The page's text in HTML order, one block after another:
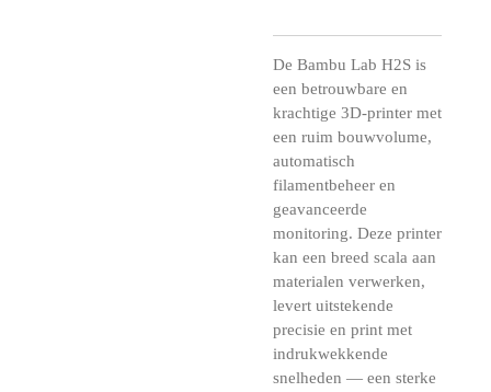
De Bambu Lab H2S is
een betrouwbare en
krachtige 3D-printer met
een ruim bouwvolume,
automatisch
filamentbeheer en
geavanceerde
monitoring. Deze printer
kan een breed scala aan
materialen verwerken,
levert uitstekende
precisie en print met
indrukwekkende
snelheden — een sterke